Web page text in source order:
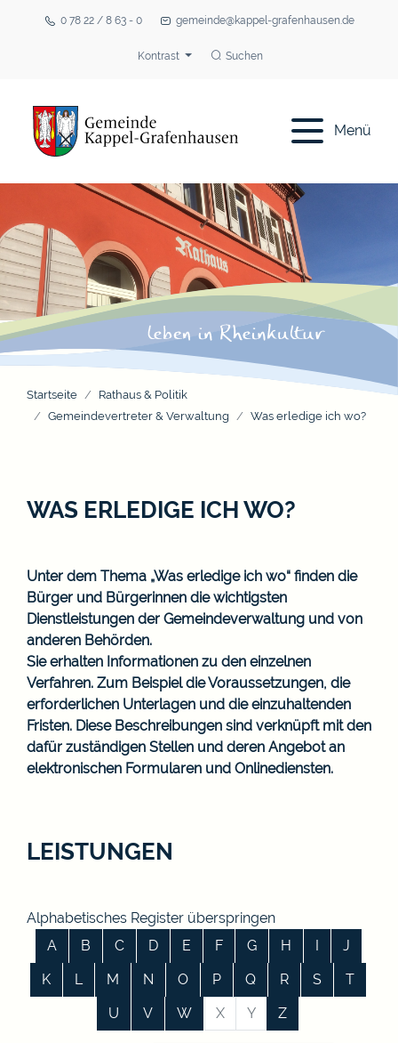
0 78 22 / 8 63 - 0 gemeinde@kappel-grafenhausen.de
Kontrast Suchen
Menü
Startseite
Rathaus & Politik
Gemeindevertreter & Verwaltung
Was erledige ich wo?
WAS ERLEDIGE ICH WO?
Unter dem Thema „Was erledige ich wo“ finden die
Bürger und Bürgerinnen die wichtigsten
Dienstleistungen der Gemeindeverwaltung und von
anderen Behörden.
Sie erhalten Informationen zu den einzelnen
Verfahren. Zum Beispiel die Voraussetzungen, die
erforderlichen Unterlagen und die einzuhaltenden
Fristen. Diese Beschreibungen sind verknüpft mit den
dafür zuständigen Stellen und deren Angebot an
elektronischen Formularen und Onlinediensten.
LEISTUNGEN
Alphabetisches Register überspringen
A
B C D E F G H I
J
K
L M N O P Q R S
T
U
V W X Y Z